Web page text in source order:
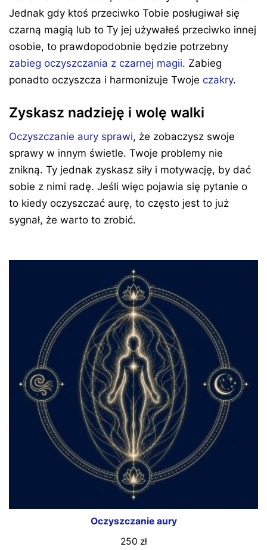
Jednak gdy ktoś przeciwko Tobie posługiwał się
czarną magią lub to Ty jej używałeś przeciwko innej
osobie, to prawdopodobnie będzie potrzebny
zabieg oczyszczania z czarnej magii. Zabieg
ponadto oczyszcza i harmonizuje Twoje czakry.
Zyskasz nadzieję i wolę walki
Oczyszczanie aury sprawi, że zobaczysz swoje
sprawy w innym świetle. Twoje problemy nie
znikną. Ty jednak zyskasz siły i motywację, by dać
sobie z nimi radę. Jeśli więc pojawia się pytanie o
to kiedy oczyszczać aurę, to często jest to już
sygnał, że warto to zrobić.
Oczyszczanie aury
250 zł